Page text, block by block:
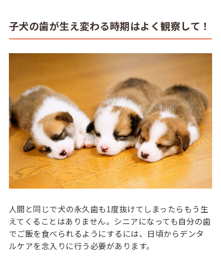
子犬の歯が生え変わる時期はよく観察して！
人間と同じで犬の永久歯も1度抜けてしまったらもう生
えてくることはありません。シニアになっても自分の歯
でご飯を食べられるようにするには、日頃からデンタ
ルケアを念入りに行う必要があります。